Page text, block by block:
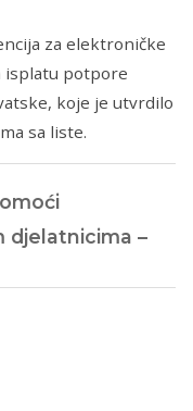
za elektroničke
isplatu potpore
koje je utvrdilo
sa liste.
djelatnicima –